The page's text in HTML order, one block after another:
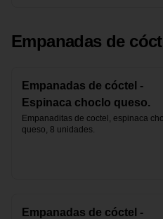
Empanadas de
Empanadas de cóctel -
Espinaca choclo queso.
Empanaditas de coctel, espinaca
queso, 8 unidades.
Empanadas de cóctel -